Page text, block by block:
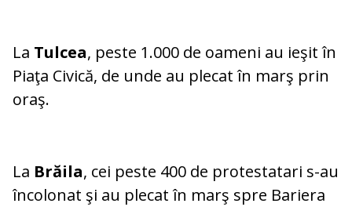
La Tulcea, peste 1.000 de oameni au ieşit în
Piaţa Civică, de unde au plecat în marş prin
oraş.
La Brăila, cei peste 400 de protestatari s-au
încolonat şi au plecat în marş spre Bariera